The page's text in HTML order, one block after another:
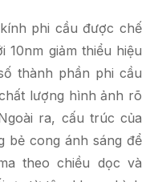
phi cầu được chế
10nm giảm thiểu hiệu
thành phần phi cầu
lượng hình ảnh rõ
ra, cấu trúc của
bẻ cong ánh sáng để
theo chiều dọc và